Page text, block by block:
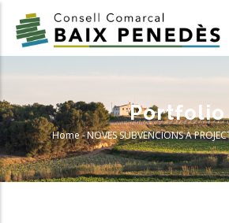
main
Portfolio
Breadcrumb
Home-NOVES SUBVENCIONS A